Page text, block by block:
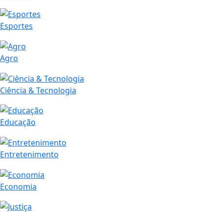
Esportes
Agro
Ciência & Tecnologia
Educação
Entretenimento
Economia